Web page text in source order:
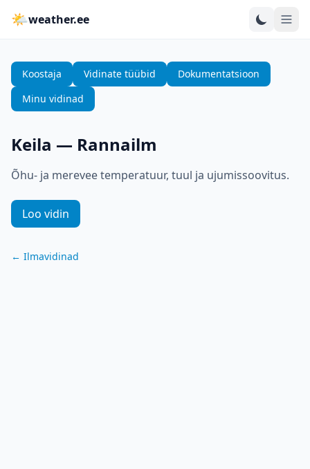
🌤weather.ee
Koostaja Vidinate tüübid
Dokumentatsioon
Minu vidinad
Keila — Rannailm
Õhu- ja merevee temperatuur, tuul ja ujumissoovitus.
Loo vidin
← Ilmavidinad